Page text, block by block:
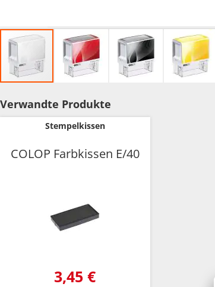
Anfang
Verwandte Produkte
Stempelkissen
COLOP Farbkissen E/40
3,45 €